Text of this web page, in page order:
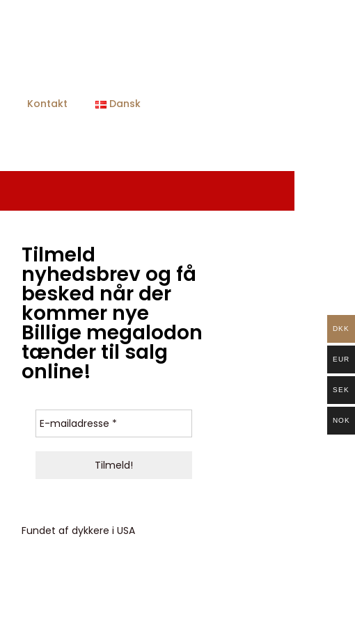
Kontakt Dansk
Tilmeld
nyhedsbrev og få
besked når der
kommer nye
Billige megalodon
tænder til salg
online!
Fundet af dykkere i USA
DKK
EUR
SEK
NOK